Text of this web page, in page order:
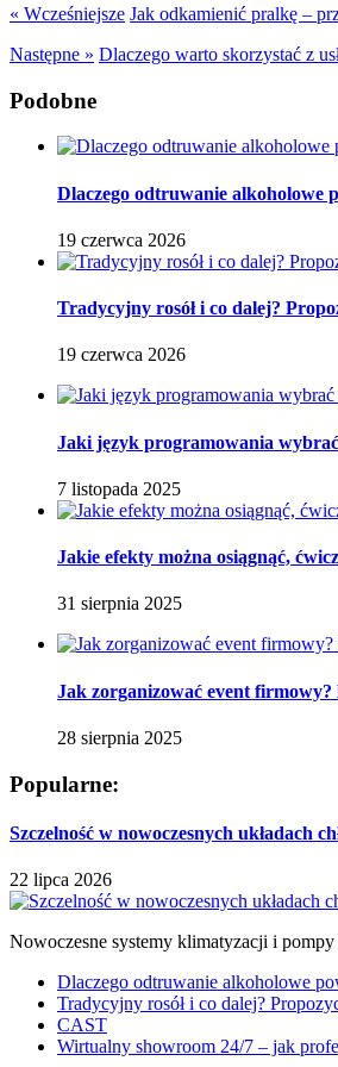
« Wcześniejsze Jak odkamienić pralkę –
Następne » Dlaczego warto skorzystać z
Podobne
Dlaczego odtruwanie alkoholowe
19 czerwca 2026
Tradycyjny rosół i co dalej?
19 czerwca 2026
Jaki język programowania
7 listopada 2025
Jakie efekty można osiągnąć,
31 sierpnia 2025
Jak zorganizować event
28 sierpnia 2025
Popularne:
Szczelność w nowoczesnych układach
22 lipca 2026
Nowoczesne systemy klimatyzacji i
Dlaczego odtruwanie alkoholowe
Tradycyjny rosół i co dalej?
CAST
Wirtualny showroom 24/7 – jak